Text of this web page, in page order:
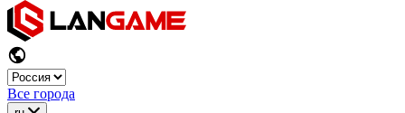
Все города